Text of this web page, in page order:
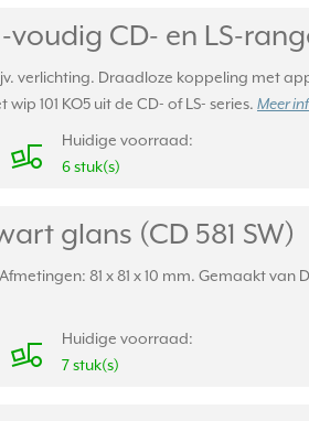
CD- en LS-
verlichting. Draadloze koppeling met
101 KO5 uit de CD- of LS- series. Meer
Huidige voorraad:
6 stuk(s)
glans (CD 581 SW)
81 x 81 x 10 mm. Gemaakt van
Huidige voorraad:
7 stuk(s)